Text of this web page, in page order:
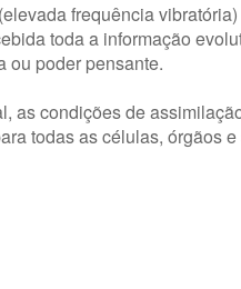
frequência
toda a informação
ou poder pensante.
as condições de
todas as células, órgãos